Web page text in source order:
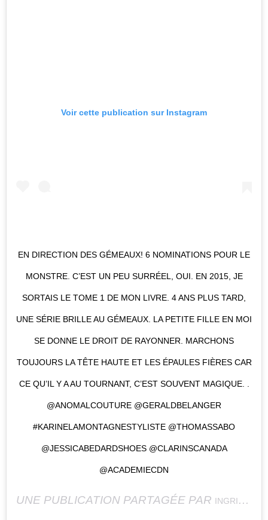
Voir cette publication sur Instagram
EN DIRECTION DES GÉMEAUX! 6 NOMINATIONS POUR LE
MONSTRE. C’EST UN PEU SURRÉEL, OUI. EN 2015, JE
SORTAIS LE TOME 1 DE MON LIVRE. 4 ANS PLUS TARD,
UNE SÉRIE BRILLE AU GÉMEAUX. LA PETITE FILLE EN MOI
SE DONNE LE DROIT DE RAYONNER. MARCHONS
TOUJOURS LA TÊTE HAUTE ET LES ÉPAULES FIÈRES CAR
CE QU’IL Y A AU TOURNANT, C’EST SOUVENT MAGIQUE. .
@ANOMALCOUTURE @GERALDBELANGER
#KARINELAMONTAGNESTYLISTE @THOMASSABO
@JESSICABEDARDSHOES @CLARINSCANADA
@ACADEMIECDN
UNE PUBLICATION PARTAGÉE PAR INGRID FALAISE